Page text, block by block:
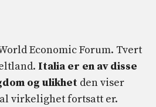
Economic Forum. Tvert
Italia er en av disse
og ulikhet den viser
virkelighet fortsatt er.